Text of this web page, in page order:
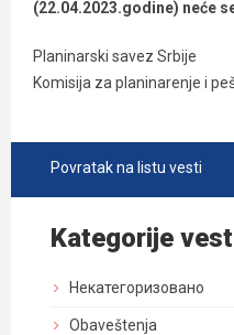
(22.04.2023.godine) neće
Planinarski savez Srbije
Komisija za planinarenje i
Povratak na listu vesti
Kategorije
Некатегоризовано
Obaveštenja